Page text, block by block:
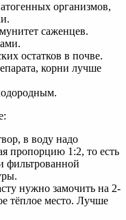
организмов,
саженцев.
остатков в почве.
корни лучше
в воду надо
пропорцию 1:2, то есть
фильтрованной
нужно замочить на 2-
тёплое место. Лучше